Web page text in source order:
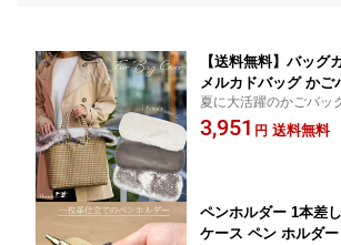
【送料無料】バッグ
メルカドバッグ かご
フェイクファー ファ
ー カバー 取り外し
夏に大活躍のかごバッ
で、冬のおしゃれなバ
縛るだけの簡単仕様。
3,951 円 送料無料
ペンホルダー 1本差
ケース ペン ホルダ